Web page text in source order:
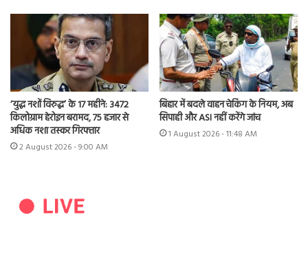
‘युद्ध नशों विरुद्ध’ के 17 महीने: 3472
किलोग्राम हेरोइन बरामद, 75 हजार से
अधिक नशा तस्कर गिरफ्तार
2 August 2026 - 9:00 AM
बिहार में बदले वाहन चेकिंग के नियम, अब
सिपाही और ASI नहीं करेंगे जांच
1 August 2026 - 11:48 AM